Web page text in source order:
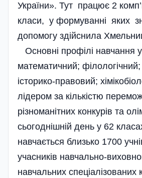
України». Тут працює 2
класи, у формуванні яких
допомогу здій­снила
Основні профілі навчання
математичний;
історико-правовий;
лідером за кількістю
різноманітних конкурів та
сьогоднішній день у 62
навчається близько 1700
учасників навчально-
навчальних спеціалізованих